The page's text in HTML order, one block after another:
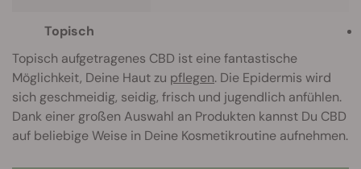
Topisch
Topisch aufgetragenes CBD ist eine fantastische
Möglichkeit, Deine Haut zu pflegen. Die Epidermis wird
sich geschmeidig, seidig, frisch und jugendlich anfühlen.
Dank einer großen Auswahl an Produkten kannst Du CBD
auf beliebige Weise in Deine Kosmetikroutine aufnehmen.